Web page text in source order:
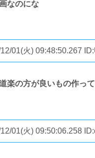
なのにな
01(火) 09:48:50.267
楽の方が良いもの作っ
01(火) 09:50:06.258